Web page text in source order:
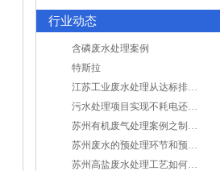
行业动态
含磷废水处理案例
特斯拉
江苏工业废水处理从达标排放到零排放
污水处理项目实现不耗电还省电的技术革新
苏州有机废气处理案例之制药类企业处理工艺
苏州废水的预处理环节和预计达到目的
苏州高盐废水处理工艺如何实现行业升级